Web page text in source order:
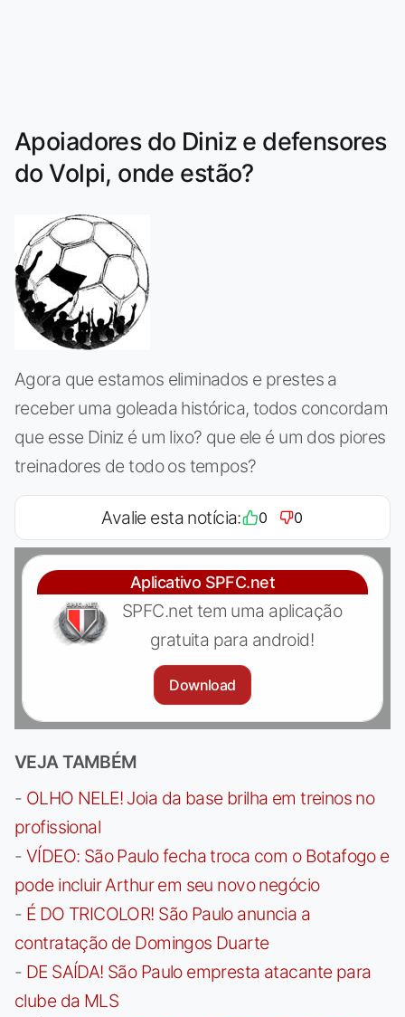
Apoiadores do Diniz e defensores
do Volpi, onde estão?
Agora que estamos eliminados e prestes a
receber uma goleada histórica, todos concordam
que esse Diniz é um lixo? que ele é um dos piores
treinadores de todo os tempos?
Avalie esta notícia: 0 0
Aplicativo SPFC.net
SPFC.net tem uma aplicação
gratuita para android!
Download
VEJA TAMBÉM
- OLHO NELE! Joia da base brilha em treinos no
profissional
- VÍDEO: São Paulo fecha troca com o Botafogo e
pode incluir Arthur em seu novo negócio
- É DO TRICOLOR! São Paulo anuncia a
contratação de Domingos Duarte
- DE SAÍDA! São Paulo empresta atacante para
clube da MLS